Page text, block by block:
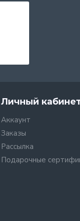
Личный
Аккаунт
Заказы
Рассылка
Подарочные